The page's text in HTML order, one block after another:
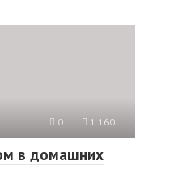
0 1 160
в домашних